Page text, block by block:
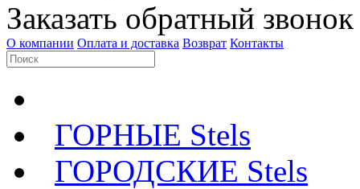
Заказать обратный звонок
О компании Оплата и доставка Возврат Контакты
ГОРНЫЕ Stels
ГОРОДСКИЕ Stels